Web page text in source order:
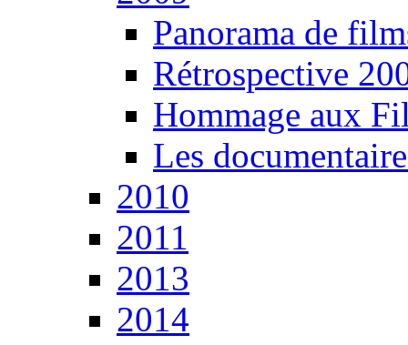
Panorama de
Rétrospective
Hommage aux
Les
2010
2011
2013
2014